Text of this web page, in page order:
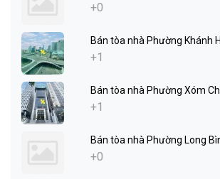
+0
Bán tòa nhà Phường Khánh
+1
Bán tòa nhà Phường Xóm
+1
Bán tòa nhà Phường Long
+0